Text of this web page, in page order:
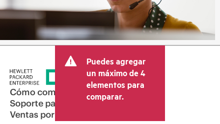
Puedes agregar
un máximo de 4
elementos para
comparar.
Cómo comprar
Soporte para productos
Ventas por correo electrónico